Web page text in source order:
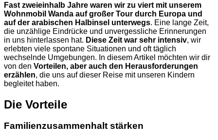
Fast zweieinhalb Jahre waren wir zu viert mit unserem
Wohnmobil Wanda auf großer Tour durch Europa und
auf der arabischen Halbinsel unterwegs. Eine lange Zeit,
die unzählige Eindrücke und unvergessliche Erinnerungen
in uns hinterlassen hat. Diese Zeit war sehr intensiv, wir
erlebten viele spontane Situationen und oft täglich
wechselnde Umgebungen. In diesem Artikel möchten wir dir
von den Vorteilen, aber auch den Herausforderungen
erzählen, die uns auf dieser Reise mit unseren Kindern
begleitet haben.
Die Vorteile
Familienzusammenhalt stärken